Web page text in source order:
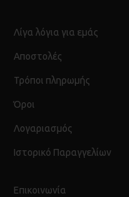
Λίγα λόγια για εμάς
Αποστολές
Τρόποι πληρωμής
Όροι
Λογαριασμός
Ιστορικό Παραγγελίων
Επικοινωνία